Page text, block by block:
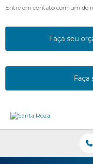
Entre em contato com um de
Faça seu
Faça